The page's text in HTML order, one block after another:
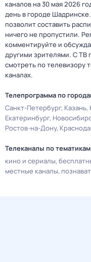
каналов на 30 мая 2026
день в городе
позволит составить
ничего не пропустили.
комментируйте и
другими зрителями. С ТВ
смотреть по телевизору
каналах.
Телепрограмма по
Санкт-Петербург Казань
Екатеринбург
Ростов-на-Дону
Телеканалы по
кино и сериалы
местные каналы